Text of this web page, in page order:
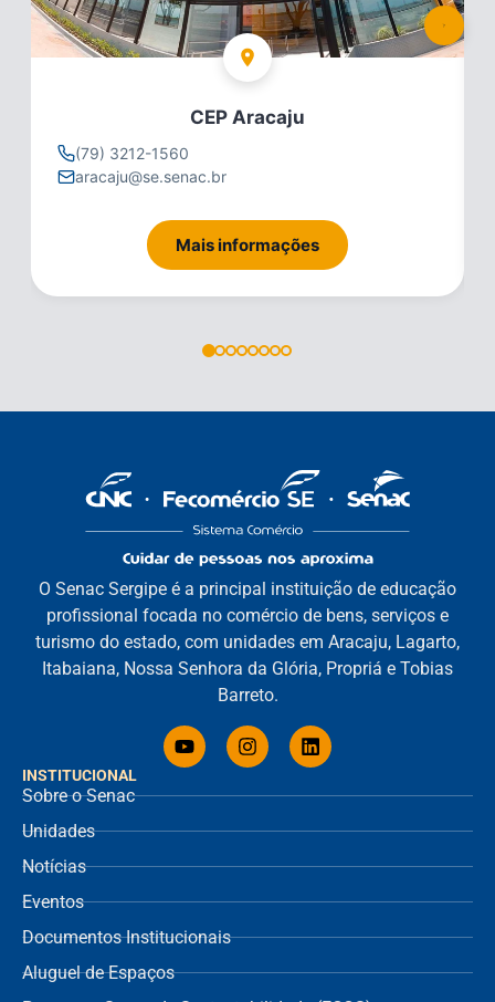
CEP Aracaju
(79) 3212-1560
aracaju@se.senac.br
Mais informações
INSTITUCIONAL
Sobre o Senac
Unidades
Notícias
Eventos
Documentos Institucionais
Aluguel de Espaços
O Senac Sergipe é a principal instituição de educação
profissional focada no comércio de bens, serviços e
turismo do estado, com unidades em Aracaju, Lagarto,
Itabaiana, Nossa Senhora da Glória, Propriá e Tobias
Barreto.